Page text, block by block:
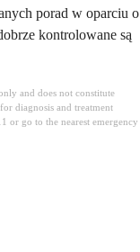
porad w oparciu o
kontrolowane są
and does not constitute
diagnosis and treatment
or go to the nearest emergency